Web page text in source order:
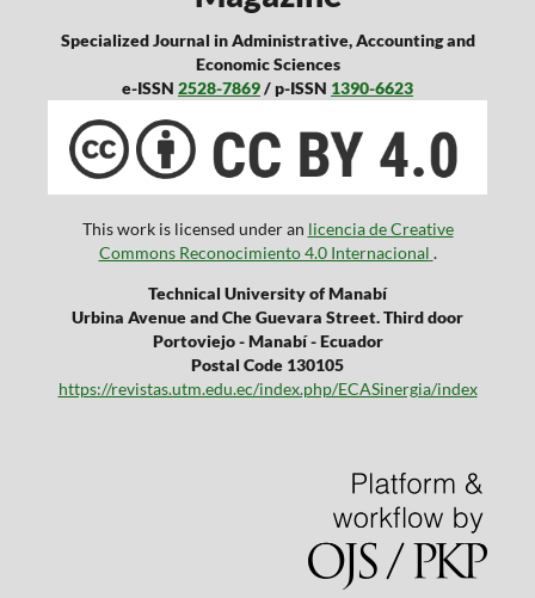
Specialized Journal in Administrative, Accounting and
Economic Sciences
e-ISSN 2528-7869/ p-ISSN 1390-6623
This work is licensed under an licencia de Creative
Commons Reconocimiento 4.0 Internacional .
Technical University of Manabí
Urbina Avenue and Che Guevara Street. Third door
Portoviejo - Manabí - Ecuador
Postal Code 130105
https://revistas.utm.edu.ec/index.php/ECASinergia/index